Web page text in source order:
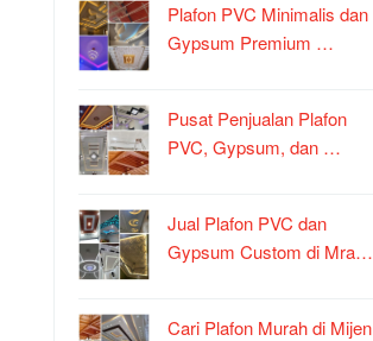
Plafon PVC Minimalis dan
Gypsum Premium …
Pusat Penjualan Plafon
PVC, Gypsum, dan …
Jual Plafon PVC dan
Gypsum Custom di Mra…
Cari Plafon Murah di Mijen